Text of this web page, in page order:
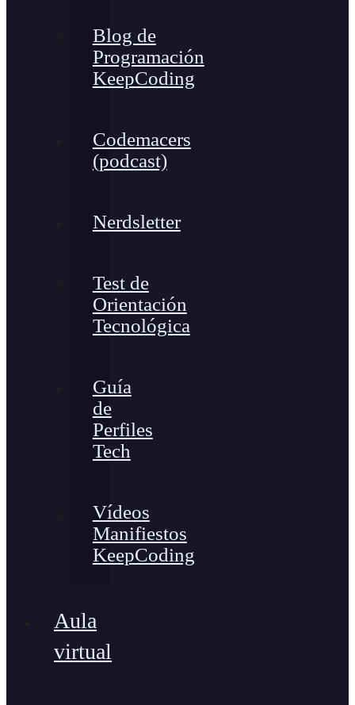
Blog de
Programación
KeepCoding
Codemacers
(podcast)
Nerdsletter
Test de
Orientación
Tecnológica
Guía
de
Perfiles
Tech
Vídeos
Manifiestos
KeepCoding
Aula
virtual